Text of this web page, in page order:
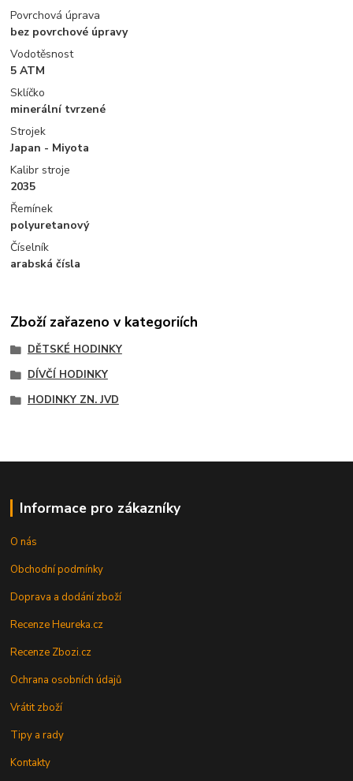
Povrchová úprava
bez povrchové úpravy
Vodotěsnost
5 ATM
Sklíčko
minerální tvrzené
Strojek
Japan - Miyota
Kalibr stroje
2035
Řemínek
polyuretanový
Číselník
arabská čísla
Zboží zařazeno v kategoriích
DĚTSKÉ HODINKY
DÍVČÍ HODINKY
HODINKY ZN. JVD
Informace pro zákazníky
O nás
Obchodní podmínky
Doprava a dodání zboží
Recenze Heureka.cz
Recenze Zbozi.cz
Ochrana osobních údajů
Vrátit zboží
Tipy a rady
Kontakty